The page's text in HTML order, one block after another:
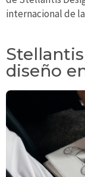
internacional de
diseño